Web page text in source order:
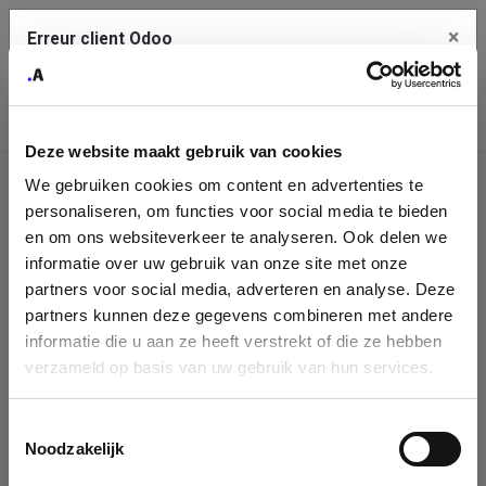
Deze website maakt gebruik van cookies
We gebruiken cookies om content en advertenties te
personaliseren, om functies voor social media te bieden
en om ons websiteverkeer te analyseren. Ook delen we
informatie over uw gebruik van onze site met onze
partners voor social media, adverteren en analyse. Deze
partners kunnen deze gegevens combineren met andere
informatie die u aan ze heeft verstrekt of die ze hebben
verzameld op basis van uw gebruik van hun services.
Noodzakelijk
Identification
de
l'entreprise
Please fill in your company details
form. If you don't find your company in our database, you can create
a new company record with the button below.
Erreur client Odoo ×
Une erreur s'est produite
Utilisez le bouton Copier pour reporter cette erreur à votre
service de support.
Voir les détails
Ok